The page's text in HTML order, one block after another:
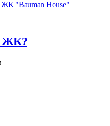
ЖК "Bauman House"
ЖК?